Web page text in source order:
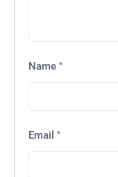
Name *
Email *